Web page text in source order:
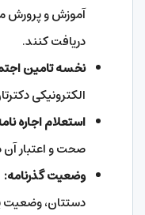
آموزش و پرورش
دریافت کنند.
نخسه تامین
الکترونیکی
استعلام اجاره
صحت و اعتبار
وضعیت گذرنامه:
دستتان، وضعیت